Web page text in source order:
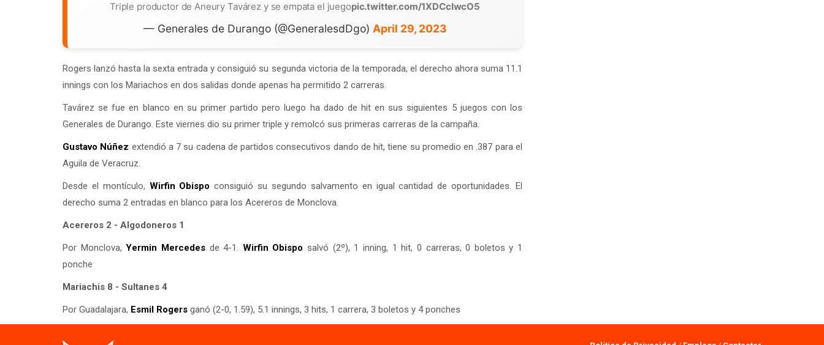
Triple productor de Aneury Tavárez y se empata el juegopic.twitter.com/1XDCcIwcO5
— Generales de Durango (@GeneralesdDgo) April 29, 2023
Rogers lanzó hasta la sexta entrada y consiguió su segunda victoria de la temporada, el derecho ahora suma 11.1
innings con los Mariachos en dos salidas donde apenas ha permitido 2 carreras.
Tavárez se fue en blanco en su primer partido pero luego ha dado de hit en sus siguientes 5 juegos con los
Generales de Durango. Este viernes dio su primer triple y remolcó sus primeras carreras de la campaña.
Gustavo Núñez extendió a 7 su cadena de partidos consecutivos dando de hit, tiene su promedio en .387 para el
Aguila de Veracruz.
Desde el montículo, Wirfin Obispo consiguió su segundo salvamento en igual cantidad de oportunidades. El
derecho suma 2 entradas en blanco para los Acereros de Monclova.
Acereros 2 - Algodoneros 1
Por Monclova,Yermin Mercedesde 4-1. Wirfin Obispo salvó (2º), 1 inning, 1 hit, 0 carreras, 0 boletos y 1
ponche
Mariachis 8 - Sultanes 4
Por Guadalajara, Esmil Rogers ganó (2-0, 1.59), 5.1 innings, 3 hits, 1 carrera, 3 boletos y 4 ponches